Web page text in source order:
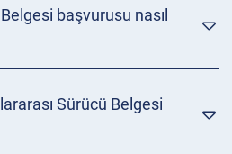
başvurusu nasıl
Sürücü Belgesi